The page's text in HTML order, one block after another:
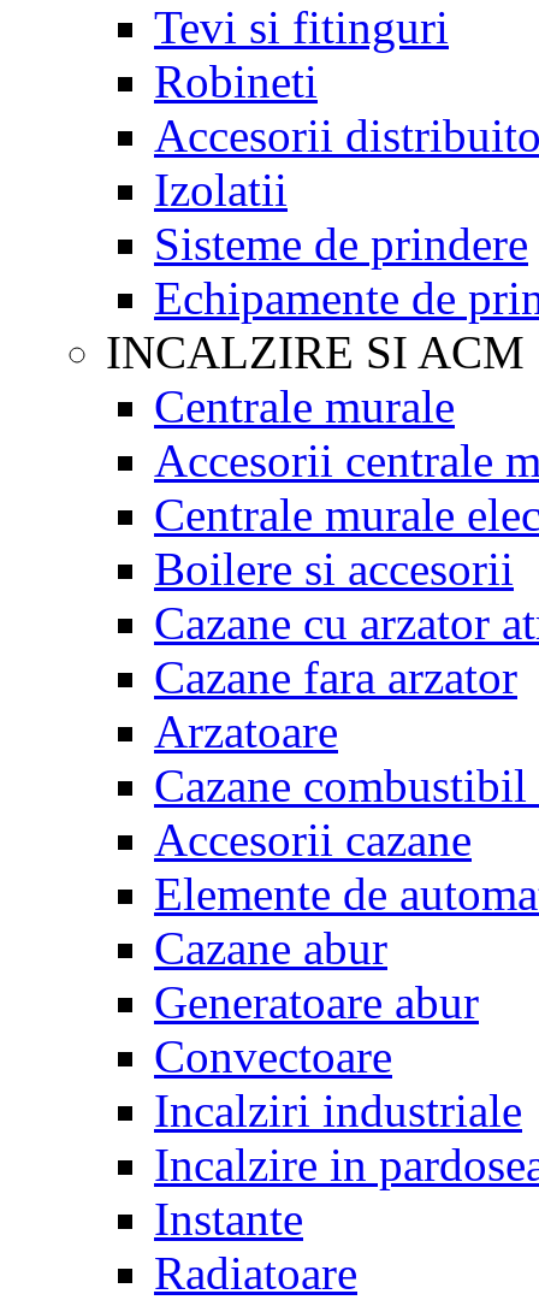
Tevi si fitinguri
Robineti
Accesorii
Izolatii
Sisteme de prindere
Echipamente de
INCALZIRE SI ACM
Centrale murale
Accesorii centrale
Centrale murale
Boilere si accesorii
Cazane cu arzator
Cazane fara arzator
Arzatoare
Cazane
Accesorii cazane
Elemente de
Cazane abur
Generatoare abur
Convectoare
Incalziri industriale
Incalzire in
Instante
Radiatoare